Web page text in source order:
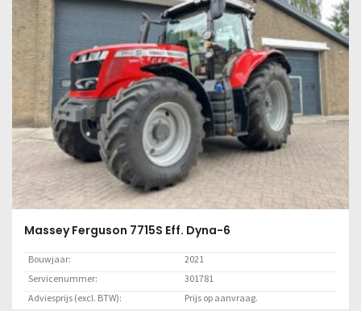
Massey Ferguson 7715S Eff. Dyna-6
Bouwjaar:
2021
Servicenummer:
301781
Adviesprijs (excl. BTW):
Prijs op aanvraag.